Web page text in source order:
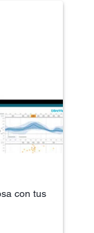
con tus